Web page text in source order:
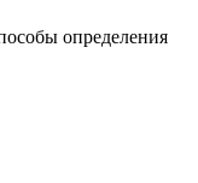
определения